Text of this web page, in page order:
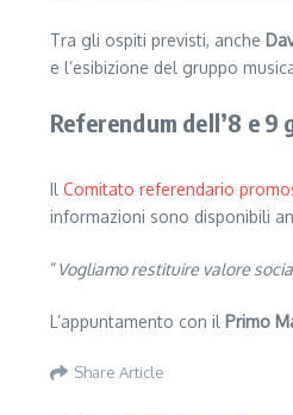
Tra gli ospiti previsti, anche
e l’esibizione del gruppo
Referendum dell’8 e 9
Il Comitato referendario
informazioni sono disponibili
“Vogliamo restituire valore
L’appuntamento con il Primo
Share Article